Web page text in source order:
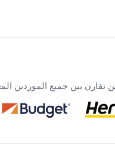
نقارن بين جميع الموردين